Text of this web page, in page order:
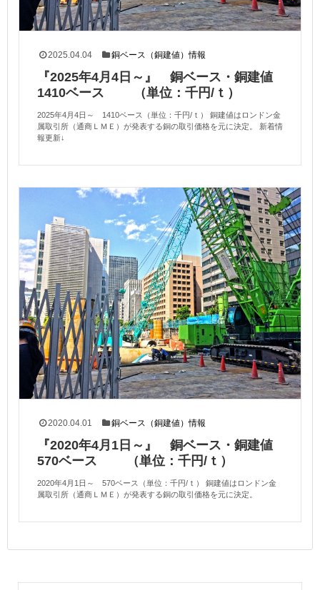
2025.04.04 銅ベース（銅建値）情報
『2025年4月4日～』 銅ベース・銅建値
1410ベース （単位：千円/ｔ）
2025年4月4日～ 1410ベース（単位：千円/ｔ） 銅建値はロンドン金
属取引所（通商ＬＭＥ）が発表する銅の取引価格を元に決定。 新着情
報更新↓
2020.04.01 銅ベース（銅建値）情報
『2020年4月1日～』 銅ベース・銅建値
570ベース （単位：千円/ｔ）
2020年4月1日～ 570ベース（単位：千円/ｔ） 銅建値はロンドン金
属取引所（通商ＬＭＥ）が発表する銅の取引価格を元に決定。